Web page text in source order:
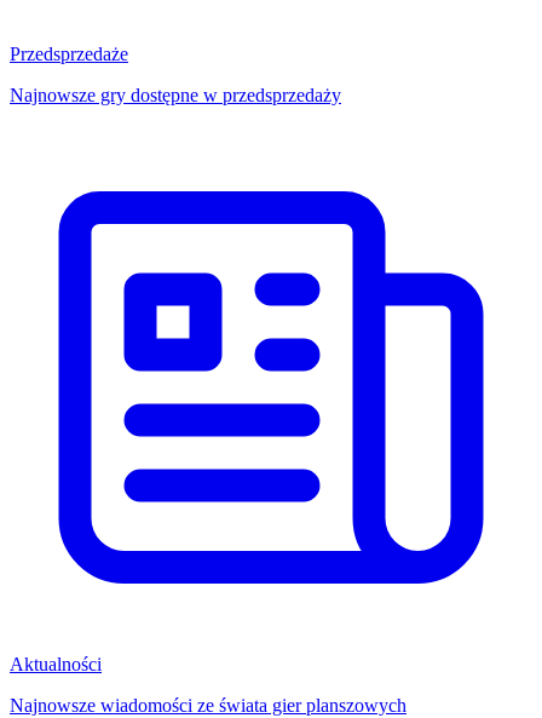
Przedsprzedaże
Najnowsze gry dostępne w przedsprzedaży
Aktualności
Najnowsze wiadomości ze świata gier planszowych